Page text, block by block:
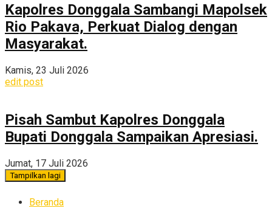
Kapolres Donggala Sambangi Mapolsek
Rio Pakava, Perkuat Dialog dengan
Masyarakat.
Kamis, 23 Juli 2026
edit post
Pisah Sambut Kapolres Donggala
Bupati Donggala Sampaikan Apresiasi.
Jumat, 17 Juli 2026
Tampilkan lagi
Beranda